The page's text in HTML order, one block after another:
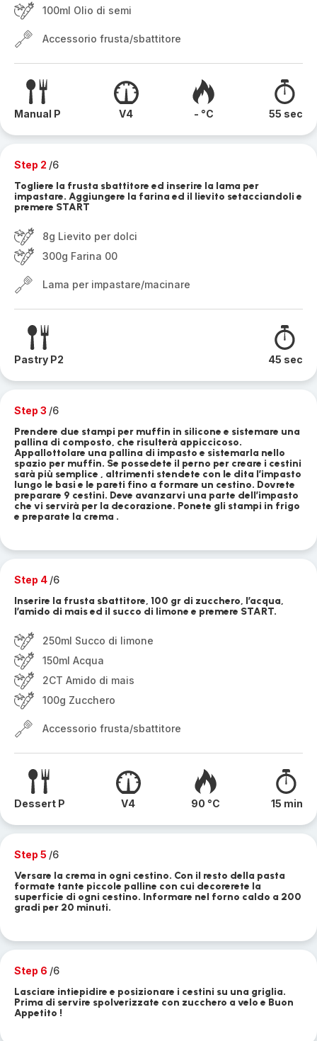
100ml Olio di semi
Accessorio frusta/sbattitore
Manual P V4 - °C 55 sec
Step 2 /6
Togliere la frusta sbattitore ed inserire la lama per
impastare. Aggiungere la farina ed il lievito setacciandoli e
premere START
8g Lievito per dolci
300g Farina 00
Lama per impastare/macinare
Pastry P2 45 sec
Step 3 /6
Prendere due stampi per muffin in silicone e sistemare una
pallina di composto, che risulterà appiccicoso.
Appallottolare una pallina di impasto e sistemarla nello
spazio per muffin. Se possedete il perno per creare i cestini
sarà più semplice , altrimenti stendete con le dita l’impasto
lungo le basi e le pareti fino a formare un cestino. Dovrete
preparare 9 cestini. Deve avanzarvi una parte dell’impasto
che vi servirà per la decorazione. Ponete gli stampi in frigo
e preparate la crema .
Step 4 /6
Inserire la frusta sbattitore, 100 gr di zucchero, l’acqua,
l’amido di mais ed il succo di limone e premere START.
250ml Succo di limone
150ml Acqua
2CT Amido di mais
100g Zucchero
Accessorio frusta/sbattitore
Dessert P V4 90 °C 15 min
Step 5 /6
Versare la crema in ogni cestino. Con il resto della pasta
formate tante piccole palline con cui decorerete la
superficie di ogni cestino. Informare nel forno caldo a 200
gradi per 20 minuti.
Step 6 /6
Lasciare intiepidire e posizionare i cestini su una griglia.
Prima di servire spolverizzate con zucchero a velo e Buon
Appetito !